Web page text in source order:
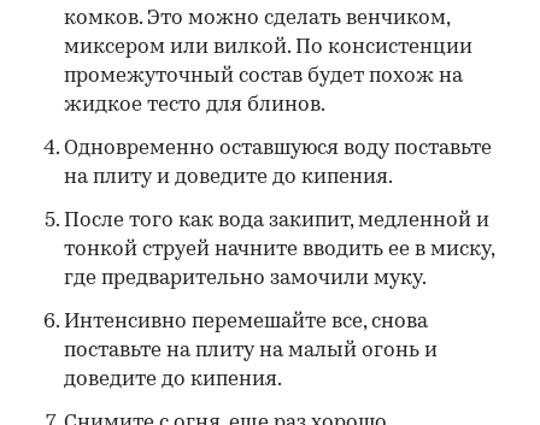
комков. Это можно сделать венчиком,
миксером или вилкой. По консистенции
промежуточный состав будет похож на
жидкое тесто для блинов.
Одновременно оставшуюся воду поставьте
на плиту и доведите до кипения.
После того как вода закипит, медленной и
тонкой струей начните вводить ее в миску,
где предварительно замочили муку.
Интенсивно перемешайте все, снова
поставьте на плиту на малый огонь и
доведите до кипения.